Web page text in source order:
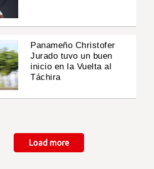
Panameño Christofer
Jurado tuvo un buen
inicio en la Vuelta al
Táchira
Load more